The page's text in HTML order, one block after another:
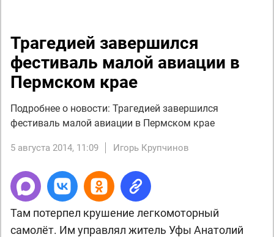
Трагедией завершился
фестиваль малой авиации в
Пермском крае
Подробнее о новости: Трагедией завершился
фестиваль малой авиации в Пермском крае
5 августа 2014, 11:09 Игорь Крупчинов
Там потерпел крушение легкомоторный
самолёт. Им управлял житель Уфы Анатолий